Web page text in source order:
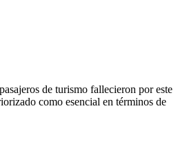
de turismo fallecieron por este
como esencial en términos de